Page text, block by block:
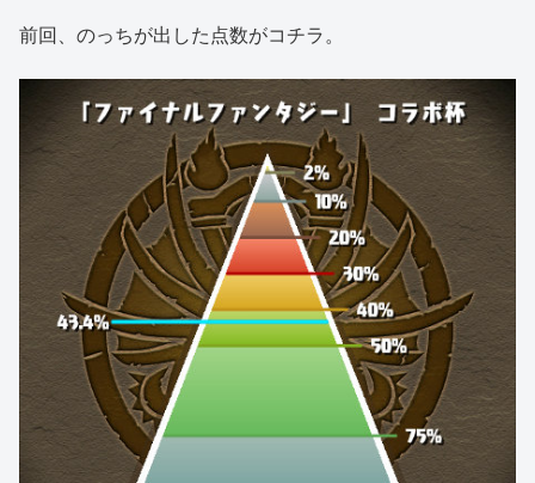
前回、のっちが出した点数がコチラ。